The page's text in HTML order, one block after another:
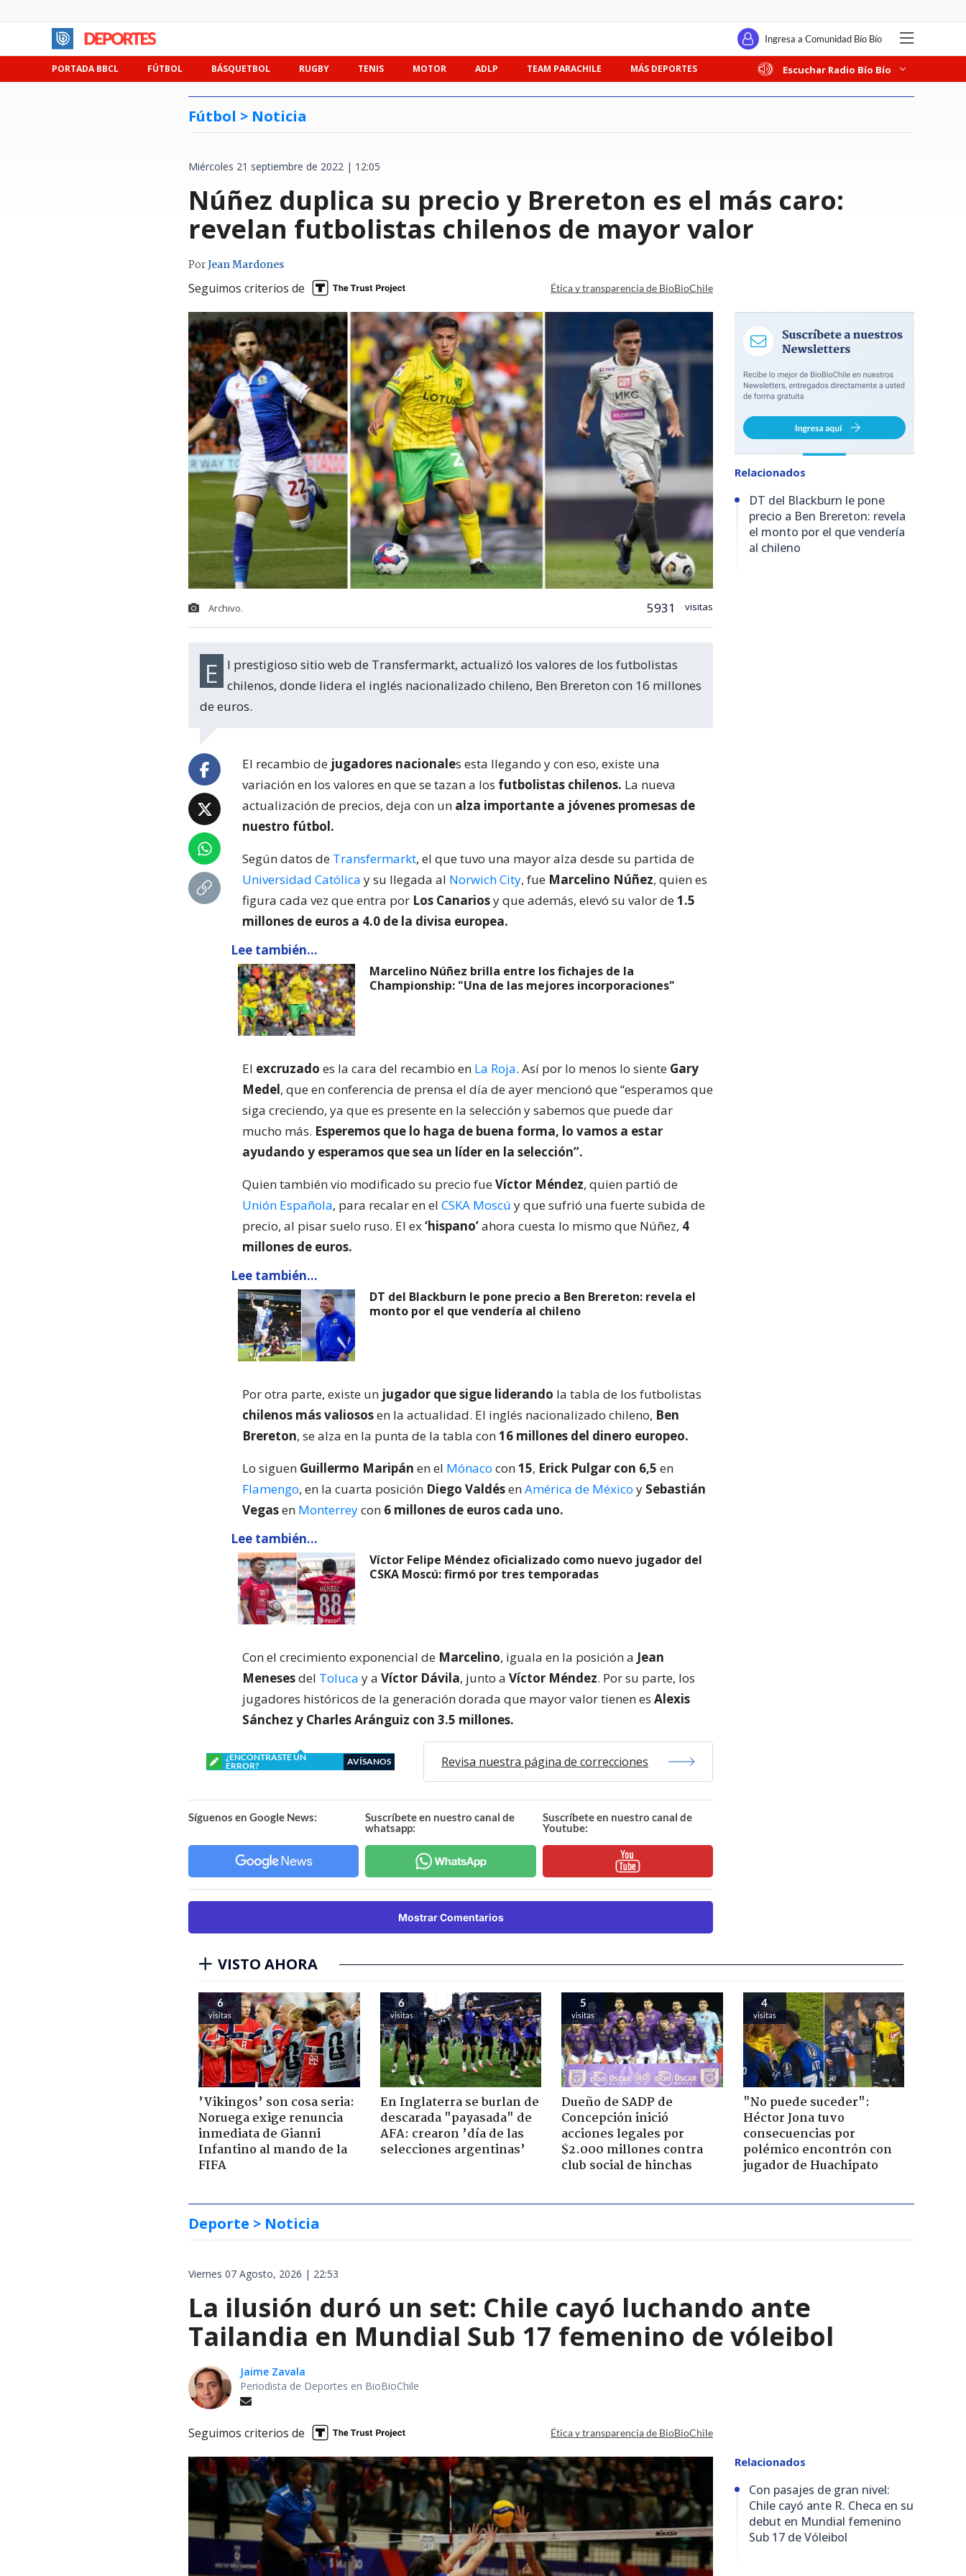
Ingresa a Comunidad Bío Bío
PORTADA BBCL FÚTBOL BÁSQUETBOL RUGBY TENIS MOTOR ADLP TEAM PARACHILE MÁS DEPORTES Escuchar Radio Bío Bío
Fútbol > Noticia
Miércoles 21 septiembre de 2022 | 12:05
Núñez duplica su precio y Brereton es el más caro:
revelan futbolistas chilenos de mayor valor
PorJean Mardones
Seguimos criterios de Ética y transparencia de BioBioChile
Archivo. 5931 visitas
El prestigioso sitio web de Transfermarkt, actualizó los valores de los futbolistas
chilenos, donde lidera el inglés nacionalizado chileno, Ben Brereton con 16 millones
de euros.
El recambio de jugadores nacionales esta llegando y con eso, existe una
variación en los valores en que se tazan a los futbolistas chilenos. La nueva
actualización de precios, deja con un alza importante a jóvenes promesas de
nuestro fútbol.
Según datos de Transfermarkt, el que tuvo una mayor alza desde su partida de
Universidad Católica y su llegada al Norwich City, fue Marcelino Núñez, quien es
figura cada vez que entra por Los Canariosy que además, elevó su valor de1.5
millones de euros a 4.0 de la divisa europea.
Lee también...
Marcelino Núñez brilla entre los fichajes de la
Championship: "Una de las mejores incorporaciones"
El excruzado es la cara del recambio en La Roja. Así por lo menos lo siente Gary
Medel, que en conferencia de prensa el día de ayer mencionó que “esperamos que
siga creciendo, ya que es presente en la selección y sabemos que puede dar
mucho más. Esperemos que lo haga de buena forma, lo vamos a estar
ayudando y esperamos que sea un líder en la selección”.
Quien también vio modificado su precio fueVíctor Méndez, quien partió de
Unión Española, para recalar en el CSKA Moscú y que sufrió una fuerte subida de
precio, al pisar suelo ruso. El ex‘hispano’ahora cuesta lo mismo que Núñez, 4
millones de euros.
Lee también...
DT del Blackburn le pone precio a Ben Brereton: revela el
monto por el que vendería al chileno
Por otra parte, existe un jugador que sigue liderando la tabla de los futbolistas
chilenos más valiososen la actualidad. El inglés nacionalizado chileno, Ben
Brereton, se alza en la punta de la tabla con16 millones del dinero europeo.
Lo siguen Guillermo Maripán en el Mónaco con15, Erick Pulgar con 6,5 en
Flamengo, en la cuarta posición Diego ValdésenAmérica de México y Sebastián
Vegasen Monterreycon 6 millones de euros cada uno.
Lee también...
Víctor Felipe Méndez oficializado como nuevo jugador del
CSKA Moscú: firmó por tres temporadas
Con el crecimiento exponencial de Marcelino, iguala en la posición a Jean
Menesesdel Toluca y a Víctor Dávila, junto a Víctor Méndez. Por su parte, los
jugadores históricos de la generación dorada que mayor valor tienen es Alexis
Sánchez y Charles Aránguiz con 3.5 millones.
¿ENCONTRASTE UN
ERROR?
AVÍSANOS Revisa nuestra página de correcciones
Síguenos en Google News:
Suscríbete en nuestro canal de
whatsapp:
Suscríbete en nuestro canal de
Youtube:
Mostrar Comentarios
Relacionados
DT del Blackburn le pone
precio a Ben Brereton: revela
el monto por el que vendería
al chileno
VISTO AHORA
6
visitas
’Vikingos’ son cosa seria:
Noruega exige renuncia
inmediata de Gianni
Infantino al mando de la
FIFA
6
visitas
En Inglaterra se burlan de
descarada "payasada" de
AFA: crearon ’día de las
selecciones argentinas’
5
visitas
Dueño de SADP de
Concepción inició
acciones legales por
$2.000 millones contra
club social de hinchas
4
visitas
"No puede suceder":
Héctor Jona tuvo
consecuencias por
polémico encontrón con
jugador de Huachipato
Deporte > Noticia
Viernes 07 Agosto, 2026 | 22:53
La ilusión duró un set: Chile cayó luchando ante
Tailandia en Mundial Sub 17 femenino de vóleibol
Jaime Zavala
Periodista de Deportes en BioBioChile
Seguimos criterios de Ética y transparencia de BioBioChile
Relacionados
Con pasajes de gran nivel:
Chile cayó ante R. Checa en su
debut en Mundial femenino
Sub 17 de Vóleibol